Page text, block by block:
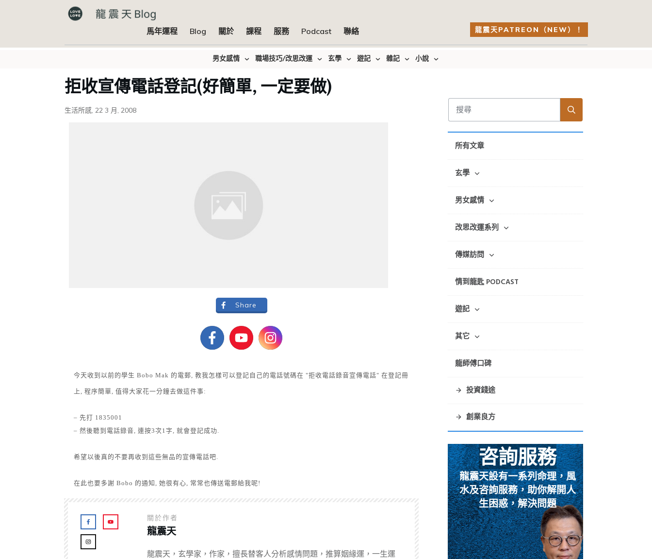
馬年運程 Blog 關於 課程 服務 Podcast 聯絡 龍震天PATREON（NEW）！
男女感情 職場技巧/改思改運 玄學 遊記 雜記 小說
拒收宣傳電話登記(好簡單, 一定要做)
生活所感, 22 3 月, 2008
Share
今天收到以前的學生 Bobo Mak 的電郵, 教我怎樣可以登記自己的電話號碼在 "拒收電話錄音宣傳電話" 在登記冊
上, 程序簡單, 值得大家花一分鐘去做這件事:
– 先打 1835001
– 然後聽到電話錄音, 連按3次1字, 就會登記成功.
希望以後真的不要再收到這些無品的宣傳電話吧.
在此也要多謝 Bobo 的通知, 她很有心, 常常也傳送電郵給我呢!
關於作者
龍震天
龍震天，玄學家，作家，擅長替客人分析感情問題，推算姻緣運，一生運
所有文章
玄學
男女感情
改思改運系列
傳媒訪問
情到龍匙 PODCAST
遊記
其它
龍師傅口碑
投資錢途
創業良方
咨詢服務
龍震天設有一系列命理，風
水及咨詢服務，助你解開人
生困惑，解決問題